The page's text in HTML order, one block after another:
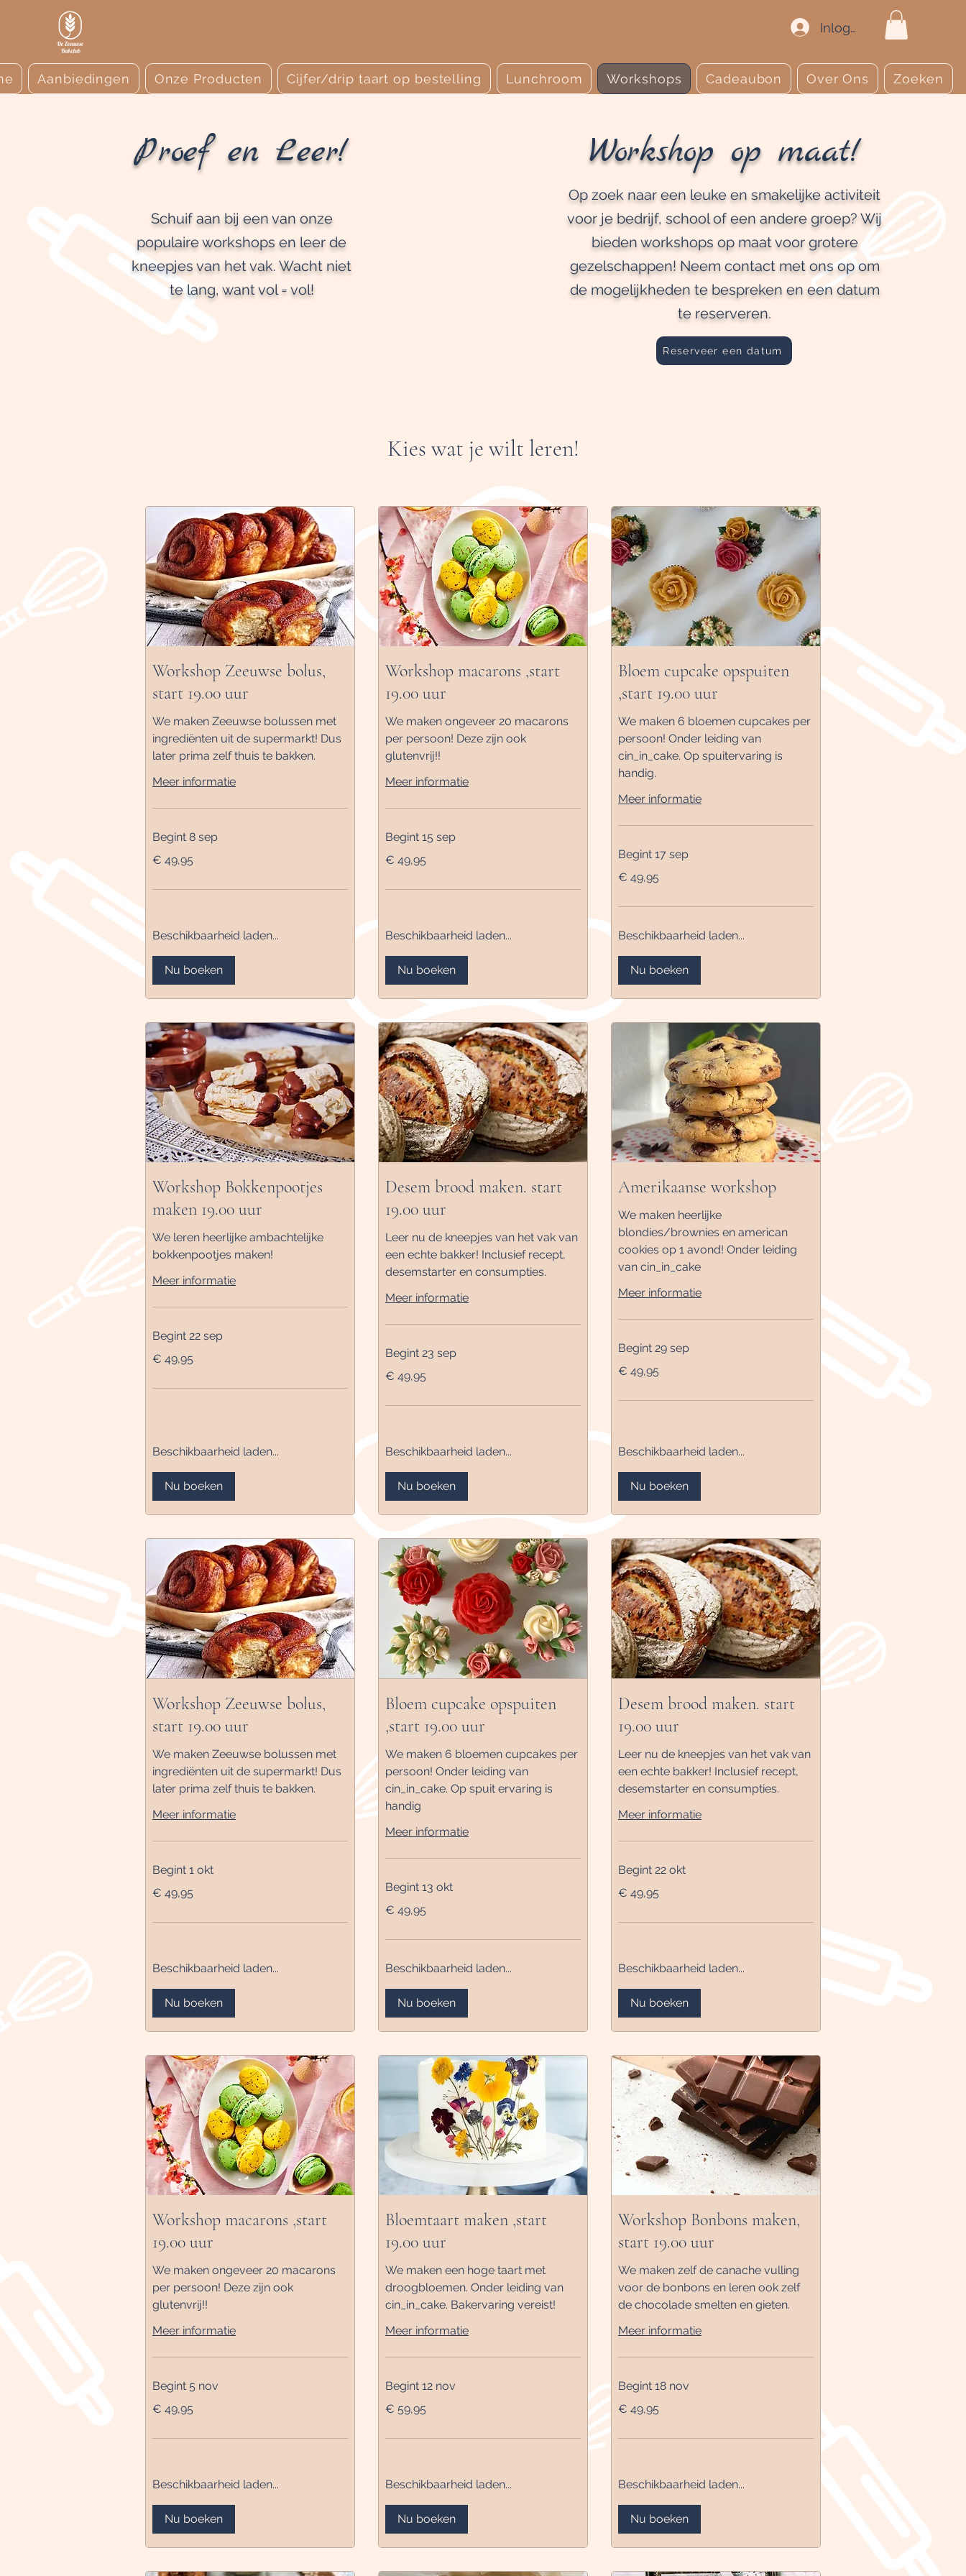
Inloggen
Aanbiedingen Onze Producten Cijfer/drip taart op bestelling Lunchroom Workshops Cadeaubon Over Ons Zoeken
Proef en Leer!
Schuif aan bij een van onze
populaire workshops en leer de
kneepjes van het vak. Wacht niet
te lang, want vol = vol!
Workshop op maat!
Op zoek naar een leuke en smakelijke activiteit
voor je bedrijf, school of een andere groep? Wij
bieden workshops op maat voor grotere
gezelschappen! Neem contact met ons op om
de mogelijkheden te bespreken en een datum
te reserveren.
Reserveer een datum
Kies wat je wilt leren!
Workshop Zeeuwse bolus,
start 19.00 uur
We maken Zeeuwse bolussen met
ingrediënten uit de supermarkt! Dus
later prima zelf thuis te bakken.
Meer informatie
Begint 8 sep
euro
€ 49,95
Beschikbaarheid laden...
Nu boeken
Workshop macarons ,start
19.00 uur
We maken ongeveer 20 macarons
per persoon! Deze zijn ook
glutenvrij!!
Meer informatie
Begint 15 sep
euro
€ 49,95
Beschikbaarheid laden...
Nu boeken
Bloem cupcake opspuiten
,start 19.00 uur
We maken 6 bloemen cupcakes per
persoon! Onder leiding van
cin_in_cake. Op spuitervaring is
handig.
Meer informatie
Begint 17 sep
euro
€ 49,95
Beschikbaarheid laden...
Nu boeken
Workshop Bokkenpootjes
maken 19.00 uur
We leren heerlijke ambachtelijke
bokkenpootjes maken!
Meer informatie
Begint 22 sep
euro
€ 49,95
Beschikbaarheid laden...
Nu boeken
Desem brood maken. start
19.00 uur
Leer nu de kneepjes van het vak van
een echte bakker! Inclusief recept,
desemstarter en consumpties.
Meer informatie
Begint 23 sep
euro
€ 49,95
Beschikbaarheid laden...
Nu boeken
Amerikaanse workshop
We maken heerlijke
blondies/brownies en american
cookies op 1 avond! Onder leiding
van cin_in_cake
Meer informatie
Begint 29 sep
euro
€ 49,95
Beschikbaarheid laden...
Nu boeken
Workshop Zeeuwse bolus,
start 19.00 uur
We maken Zeeuwse bolussen met
ingrediënten uit de supermarkt! Dus
later prima zelf thuis te bakken.
Meer informatie
Begint 1 okt
euro
€ 49,95
Beschikbaarheid laden...
Nu boeken
Bloem cupcake opspuiten
,start 19.00 uur
We maken 6 bloemen cupcakes per
persoon! Onder leiding van
cin_in_cake. Op spuit ervaring is
handig
Meer informatie
Begint 13 okt
euro
€ 49,95
Beschikbaarheid laden...
Nu boeken
Desem brood maken. start
19.00 uur
Leer nu de kneepjes van het vak van
een echte bakker! Inclusief recept,
desemstarter en consumpties.
Meer informatie
Begint 22 okt
euro
€ 49,95
Beschikbaarheid laden...
Nu boeken
Workshop macarons ,start
19.00 uur
We maken ongeveer 20 macarons
per persoon! Deze zijn ook
glutenvrij!!
Meer informatie
Begint 5 nov
euro
€ 49,95
Beschikbaarheid laden...
Nu boeken
Bloemtaart maken ,start
19.00 uur
We maken een hoge taart met
droogbloemen. Onder leiding van
cin_in_cake. Bakervaring vereist!
Meer informatie
Begint 12 nov
euro
€ 59,95
Beschikbaarheid laden...
Nu boeken
Workshop Bonbons maken,
start 19.00 uur
We maken zelf de canache vulling
voor de bonbons en leren ook zelf
de chocolade smelten en gieten.
Meer informatie
Begint 18 nov
euro
€ 49,95
Beschikbaarheid laden...
Nu boeken